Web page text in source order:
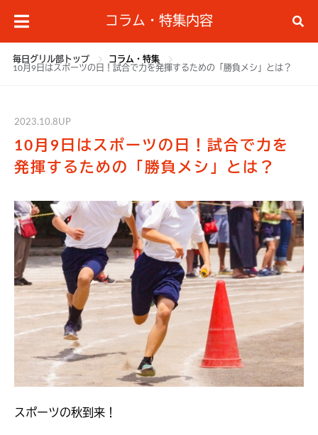
コラム・特集内容
毎日グリル部トップ
コラム・特集
10月9日はスポーツの日！試合で力を発揮するための「勝負メシ」とは？
2023.10.8UP
10月9日はスポーツの日！試合で力を
発揮するための「勝負メシ」とは？
スポーツの秋到来！